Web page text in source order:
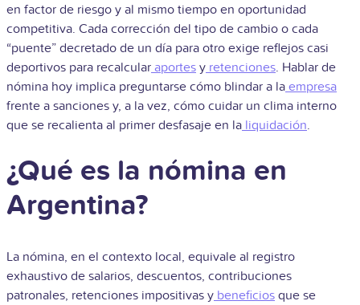
en factor de riesgo y al mismo tiempo en oportunidad
competitiva. Cada corrección del tipo de cambio o cada
“puente” decretado de un día para otro exige reflejos casi
deportivos para recalcular aportes y retenciones. Hablar de
nómina hoy implica preguntarse cómo blindar a la empresa
frente a sanciones y, a la vez, cómo cuidar un clima interno
que se recalienta al primer desfasaje en la liquidación.
¿Qué es la nómina en
Argentina?
La nómina, en el contexto local, equivale al registro
exhaustivo de salarios, descuentos, contribuciones
patronales, retenciones impositivas y beneficios que se